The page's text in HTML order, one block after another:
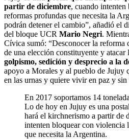
partir de diciembre, cuando
reformas profundas que necesita la
podrán detener el cambio”, añadió el
del bloque UCR Mario Negri.
Cívica sumó: “Desconocer la reforma
de una elección constituyente y atacar
golpismo, sedición y desprecio a la
apoyo a Morales y al pueblo de Jujuy
en las urnas y quiere vivir en paz y
En 2017 soportamos 14
Lo de hoy en Jujuy es una
hará el kirchnerismo a partir de
intenten bloquear con violencia
que necesita la Argentina.